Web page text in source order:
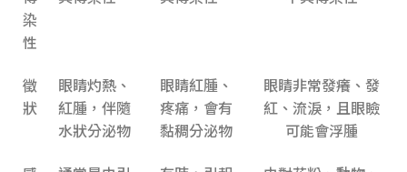
染
性
徵
狀
眼睛灼熱、
紅腫，伴隨
水狀分泌物
眼睛紅腫、
疼痛，會有
黏稠分泌物
眼睛非常發癢、發
紅、流淚，且眼瞼
可能會浮腫